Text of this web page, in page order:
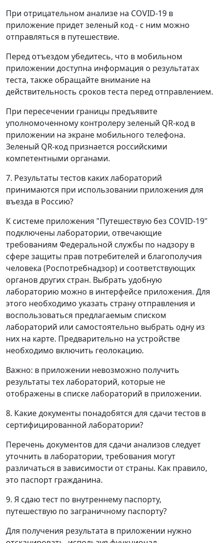
При отрицательном анализе на COVID-19 в
приложение придет зеленый код - с ним можно
отправляться в путешествие.
Перед отъездом убедитесь, что в мобильном
приложении доступна информация о результатах
теста, также обращайте внимание на
действительность сроков теста перед отправлением.
При пересечении границы предъявите
уполномоченному контролеру зеленый QR-код в
приложении на экране мобильного телефона.
Зеленый QR-код признается российскими
компетентными органами.
7. Результаты тестов каких лабораторий
принимаются при использовании приложения для
въезда в Россию?
К системе приложения "Путешествую без COVID-19"
подключены лаборатории, отвечающие
требованиям Федеральной службы по надзору в
сфере защиты прав потребителей и благополучия
человека (Роспотребнадзор) и соответствующих
органов других стран. Выбрать удобную
лабораторию можно в интерфейсе приложения. Для
этого необходимо указать страну отправления и
воспользоваться предлагаемым списком
лабораторий или самостоятельно выбрать одну из
них на карте. Предварительно на устройстве
необходимо включить геолокацию.
Важно: в приложении невозможно получить
результаты тех лабораторий, которые не
отображены в списке лабораторий в приложении.
8. Какие документы понадобятся для сдачи тестов в
сертифицированной лаборатории?
Перечень документов для сдачи анализов следует
уточнить в лаборатории, требования могут
различаться в зависимости от страны. Как правило,
это паспорт гражданина.
9. Я сдаю тест по внутреннему паспорту,
путешествую по заграничному паспорту?
Для получения результата в приложении нужно